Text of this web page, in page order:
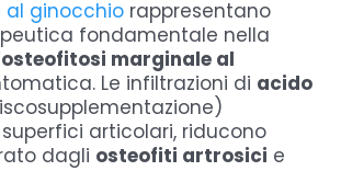
al ginocchio rappresentano
fondamentale nella
osteofitosi marginale al
Le infiltrazioni di acido
articolari, riducono
dagli osteofiti artrosici e